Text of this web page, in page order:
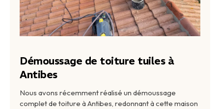
Démoussage de toiture tuiles à
Antibes
Nous avons récemment réalisé un démoussage
complet de toiture à Antibes, redonnant à cette maison